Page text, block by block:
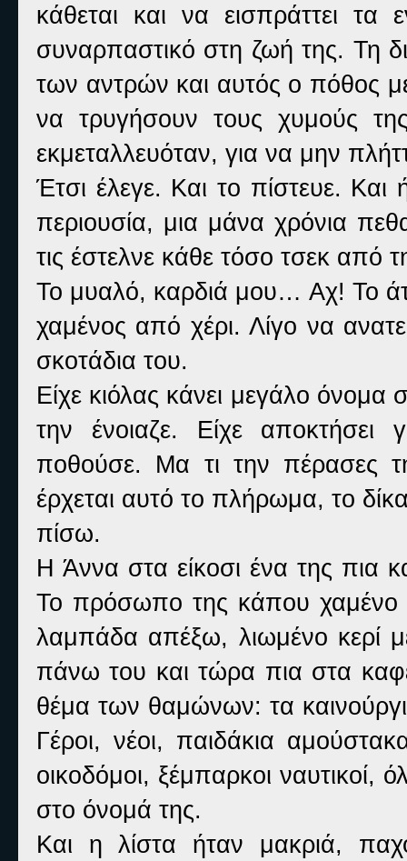
κάθεται και να εισπράττει τα
συναρπαστικό στη ζωή της. Τη
των αντρών και αυτός ο πόθος
να τρυγήσουν τους χυμούς
εκμεταλλευόταν, για να μην
Έτσι έλεγε. Και το πίστευε. Και
περιουσία, μια μάνα χρόνια
τις έστελνε κάθε τόσο τσεκ από
Το μυαλό, καρδιά μου… Αχ! Το
χαμένος από χέρι. Λίγο να
σκοτάδια του.
Είχε κιόλας κάνει μεγάλο
την ένοιαζε. Είχε
ποθούσε. Μα τι την πέρασες
έρχεται αυτό το πλήρωμα, το
πίσω.
Η Άννα στα είκοσι ένα της πια
Το πρόσωπο της κάπου χαμένο
λαμπάδα απέξω, λιωμένο κερί
πάνω του και τώρα πια στα
θέμα των θαμώνων: τα
Γέροι, νέοι, παιδάκια
οικοδόμοι, ξέμπαρκοι ναυτικοί,
στο όνομά της.
Και η λίστα ήταν μακριά,